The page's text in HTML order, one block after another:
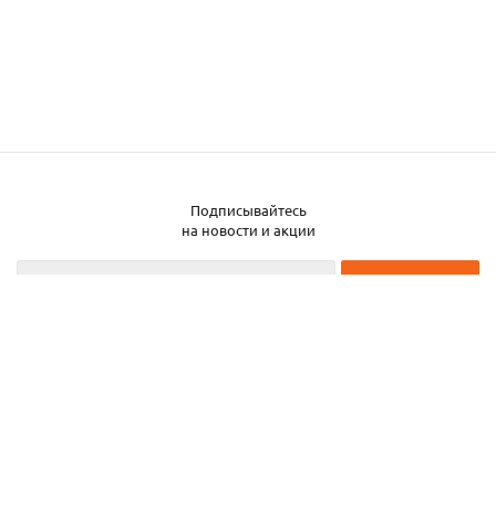
Подписывайтесь
на новости и акции